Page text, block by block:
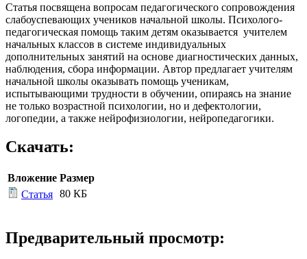
Статья посвящена вопросам педагогического сопровождения
слабоуспевающих учеников начальной школы. Психолого-
педагогическая помощь таким детям оказывается учителем
начальных классов в системе индивидуальных
дополнительных занятий на основе диагностических данных,
наблюдения, сбора информации. Автор предлагает учителям
начальной школы оказывать помощь ученикам,
испытывающими трудности в обучении, опираясь на знание
не только возрастной психологии, но и дефектологии,
логопедии, а также нейрофизиологии, нейропедагогики.
Скачать:
Вложение Размер
Статья 80 КБ
Предварительный просмотр: